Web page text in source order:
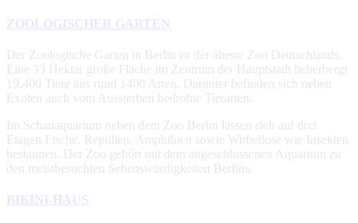
ZOOLOGISCHER GARTEN
Der Zoologische Garten in Berlin ist der älteste Zoo Deutschlands.
Eine 33 Hektar große Fläche im Zentrum der Hauptstadt beherbergt
19.400 Tiere aus rund 1400 Arten. Darunter befinden sich neben
Exoten auch vom Aussterben bedrohte Tierarten.
Im Schauaquarium neben dem Zoo Berlin lassen sich auf drei
Etagen Fische, Reptilien, Amphibien sowie Wirbellose wie Insekten
bestaunen. Der Zoo gehört mit dem angeschlossenen Aquarium zu
den meistbesuchten Sehenswürdigkeiten Berlins.
BIKINI-HAUS